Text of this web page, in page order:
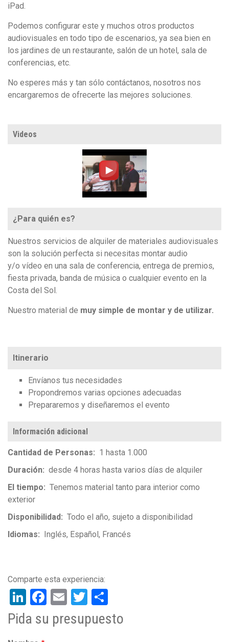
iPad.
Podemos configurar este y muchos otros productos
audiovisuales en todo tipo de escenarios, ya sea bien en
los jardines de un restaurante, salón de un hotel, sala de
conferencias, etc.
No esperes más y tan sólo contáctanos, nosotros nos
encargaremos de ofrecerte las mejores soluciones.
Videos
¿Para quién es?
Nuestros servicios de alquiler de materiales audiovisuales
son la solución perfecta si necesitas montar audio
y/o vídeo en una sala de conferencia, entrega de premios,
fiesta privada, banda de música o cualquier evento en la
Costa del Sol.
Nuestro material de muy simple de montar y de utilizar.
Itinerario
Envíanos tus necesidades
Propondremos varias opciones adecuadas
Prepararemos y diseñaremos el evento
Información adicional
Cantidad de Personas
1 hasta 1.000
Duración
desde 4 horas hasta varios días de alquiler
El tiempo
Tenemos material tanto para interior como
exterior
Disponibilidad
Todo el año, sujeto a disponibilidad
Idiomas
Inglés Español Francés
LinkedIn
Facebook
EmailTwitter
Pida su presupuesto